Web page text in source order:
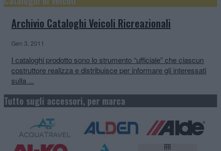
Archivio Cataloghi Veicoli Ricreazionali
Gen 3, 2011
I cataloghi prodotto sono lo strumento “ufficiale” che ciascun
costruttore realizza e distribuisce per informare gli interessati
sulla ...
Tutto sugli accessori, per marca